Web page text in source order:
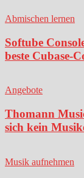
Abmischen lernen
Softube
beste Cubase-
Angebote
Thomann
sich kein
Musik aufnehmen